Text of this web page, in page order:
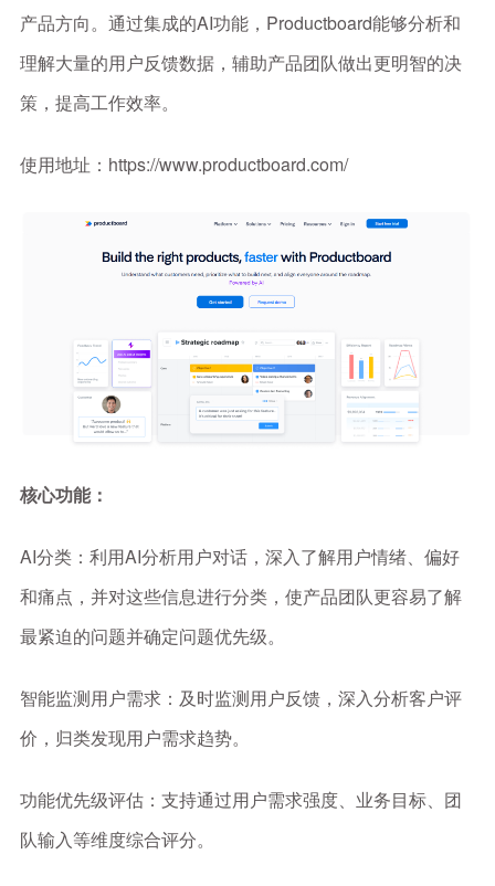
产品方向。通过集成的AI功能，Productboard能够分析和
理解大量的用户反馈数据，辅助产品团队做出更明智的决
策，提高工作效率。
使用地址：https://www.productboard.com/
核心功能：
AI分类：利用AI分析用户对话，深入了解用户情绪、偏好
和痛点，并对这些信息进行分类，使产品团队更容易了解
最紧迫的问题并确定问题优先级。
智能监测用户需求：及时监测用户反馈，深入分析客户评
价，归类发现用户需求趋势。
功能优先级评估：支持通过用户需求强度、业务目标、团
队输入等维度综合评分。